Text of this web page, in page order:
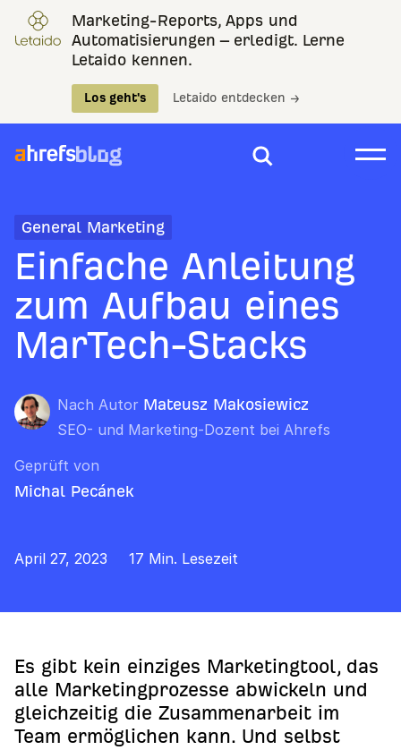
Marketing-Reports, Apps und
Automatisierungen – erledigt. Lerne
Letaido kennen.
Los geht's Letaido entdecken →
General Marketing
Einfache Anleitung
zum Aufbau eines
MarTech-Stacks
Nach Autor Mateusz Makosiewicz
SEO- und Marketing-Dozent bei Ahrefs
Geprüft von
Michal Pecánek
April 27, 2023 17 Min. Lesezeit
Es gibt kein einziges Marketingtool, das
alle Marketingprozesse abwickeln und
gleichzeitig die Zusammenarbeit im
Team ermöglichen kann. Und selbst